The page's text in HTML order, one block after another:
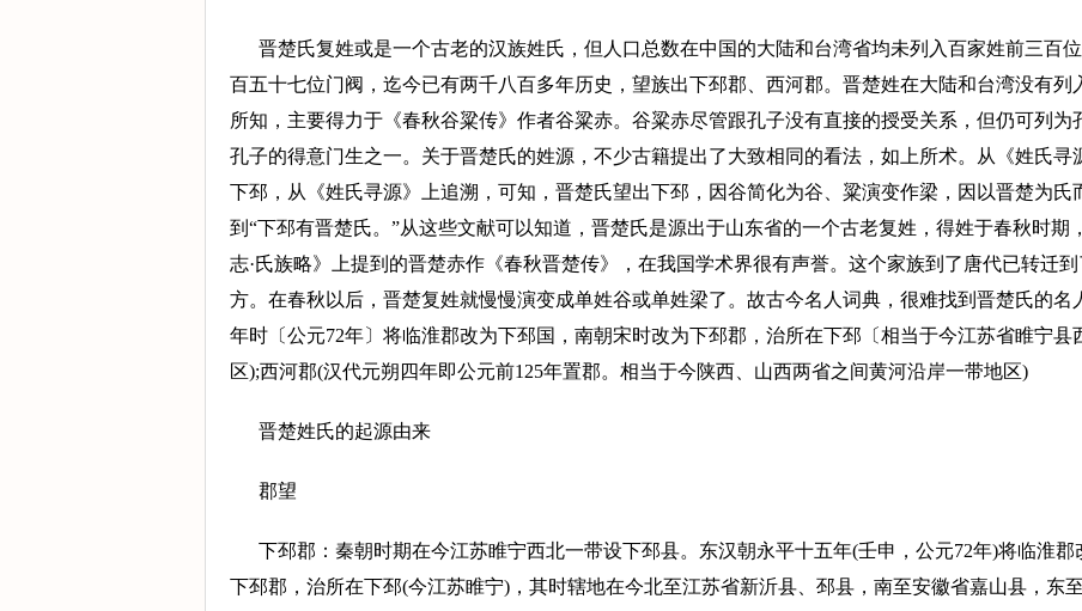
晋楚氏复姓或是一个古老的汉族姓氏，但人口总数在中国的大陆和台湾省均未列入百家姓前三百
百五十七位门阀，迄今已有两千八百多年历史，望族出下邳郡、西河郡。晋楚姓在大陆和台湾没有列
所知，主要得力于《春秋谷粱传》作者谷粱赤。谷粱赤尽管跟孔子没有直接的授受关系，但仍可列
孔子的得意门生之一。关于晋楚氏的姓源，不少古籍提出了大致相同的看法，如上所术。从《姓氏寻
下邳，从《姓氏寻源》上追溯，可知，晋楚氏望出下邳，因谷简化为谷、粱演变作梁，因以晋楚为氏
到“下邳有晋楚氏。”从这些文献可以知道，晋楚氏是源出于山东省的一个古老复姓，得姓于春秋时期
志·氏族略》上提到的晋楚赤作《春秋晋楚传》，在我国学术界很有声誉。这个家族到了唐代已转迁
方。在春秋以后，晋楚复姓就慢慢演变成单姓谷或单姓梁了。故古今名人词典，很难找到晋楚氏的
年时〔公元72年〕将临淮郡改为下邳国，南朝宋时改为下邳郡，治所在下邳〔相当于今江苏省睢宁
区);西河郡(汉代元朔四年即公元前125年置郡。相当于今陕西、山西两省之间黄河沿岸一带地区)
晋楚姓氏的起源由来
郡望
下邳郡：秦朝时期在今江苏睢宁西北一带设下邳县。东汉朝永平十五年(壬申，公元72年)将临淮
下邳郡，治所在下邳(今江苏睢宁)，其时辖地在今北至江苏省新沂县、邳县，南至安徽省嘉山县，东